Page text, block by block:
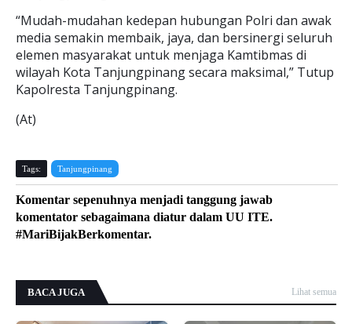
“Mudah-mudahan kedepan hubungan Polri dan awak
media semakin membaik, jaya, dan bersinergi seluruh
elemen masyarakat untuk menjaga Kamtibmas di
wilayah Kota Tanjungpinang secara maksimal,” Tutup
Kapolresta Tanjungpinang.
(At)
Tags: Tanjungpinang
Komentar sepenuhnya menjadi tanggung jawab
komentator sebagaimana diatur dalam UU ITE.
#MariBijakBerkomentar.
BACA JUGA Lihat semua